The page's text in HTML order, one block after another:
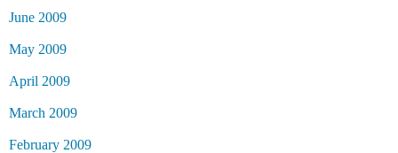
June 2009
May 2009
April 2009
March 2009
February 2009